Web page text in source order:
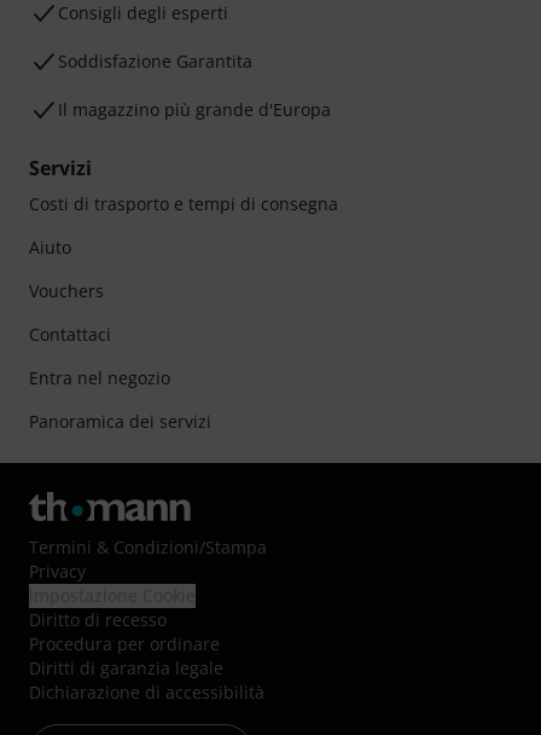
Consigli degli esperti
Soddisfazione Garantita
Il magazzino più grande d'Europa
Servizi
Costi di trasporto e tempi di consegna
Aiuto
Vouchers
Contattaci
Entra nel negozio
Panoramica dei servizi
Termini & Condizioni/Stampa
Privacy
Diritto di recesso
Procedura per ordinare
Diritti di garanzia legale
Dichiarazione di accessibilità